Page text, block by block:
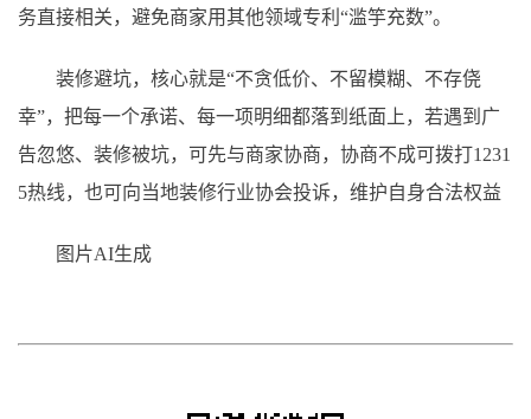
务直接相关，避免商家用其他领域专利“滥竽充数”。
装修避坑，核心就是“不贪低价、不留模糊、不存侥
幸”，把每一个承诺、每一项明细都落到纸面上，若遇到广
告忽悠、装修被坑，可先与商家协商，协商不成可拨打1231
5热线，也可向当地装修行业协会投诉，维护自身合法权益
图片AI生成